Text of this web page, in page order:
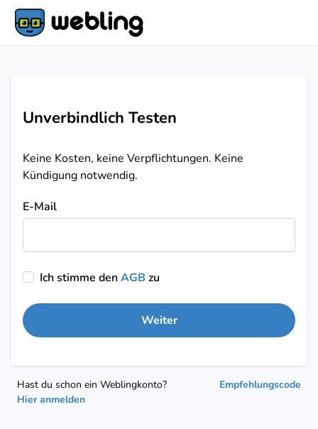
Unverbindlich Testen
Keine Kosten, keine Verpflichtungen. Keine
Kündigung notwendig.
E-Mail
Ich stimme denAGB zu
Weiter
Hast du schon ein Weblingkonto?
Hier anmelden
Empfehlungscode